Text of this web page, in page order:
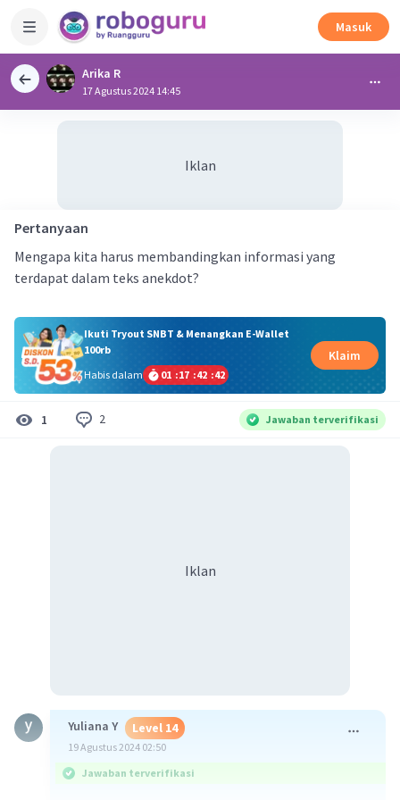
Masuk
Arika R
17 Agustus 2024 14:45
Iklan
Pertanyaan
Mengapa kita harus membandingkan informasi yang
terdapat dalam teks anekdot?
Ikuti Tryout SNBT & Menangkan E-Wallet
100rb
Habis dalam
01 :17 :42 :42
Klaim
1 2 Jawaban terverifikasi
Iklan
Yuliana Y Level 14
19 Agustus 2024 02:50
Jawaban terverifikasi